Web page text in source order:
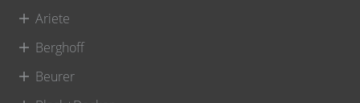
Ariete
Berghoff
Beurer